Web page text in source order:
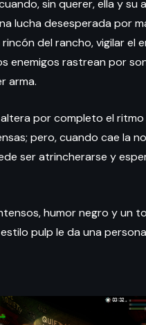
sin querer, ella y su
lucha desesperada por
del rancho, vigilar el
enemigos rastrean por
arma.
por completo el ritmo
pero, cuando cae la
ser atrincherarse y
humor negro y un
pulp le da una